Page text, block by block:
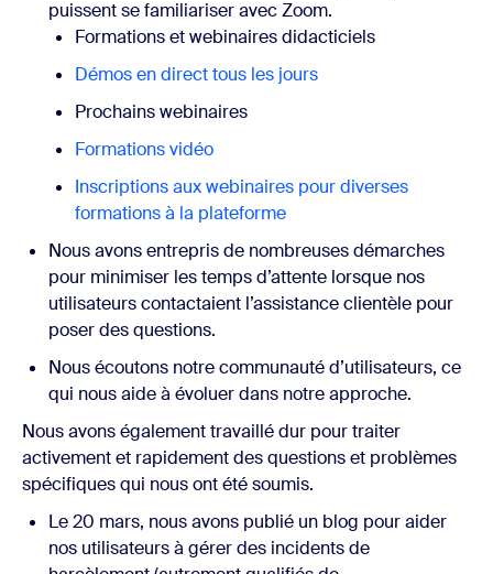
puissent se familiariser avec Zoom.
Formations et webinaires didacticiels
Démos en direct tous les jours
Prochains webinaires
Formations vidéo
Inscriptions aux webinaires pour diverses
formations à la plateforme
Nous avons entrepris de nombreuses démarches
pour minimiser les temps d’attente lorsque nos
utilisateurs contactaient l’assistance clientèle pour
poser des questions.
Nous écoutons notre communauté d’utilisateurs, ce
qui nous aide à évoluer dans notre approche.
Nous avons également travaillé dur pour traiter
activement et rapidement des questions et problèmes
spécifiques qui nous ont été soumis.
Le 20 mars, nous avons publié un blog pour aider
nos utilisateurs à gérer des incidents de